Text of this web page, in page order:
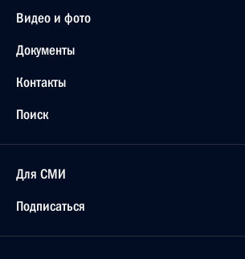
Санкт-Петербург
Заседание Высшего Евразийского
Санкт-Петербург
Беседа с Президентом Казахстана